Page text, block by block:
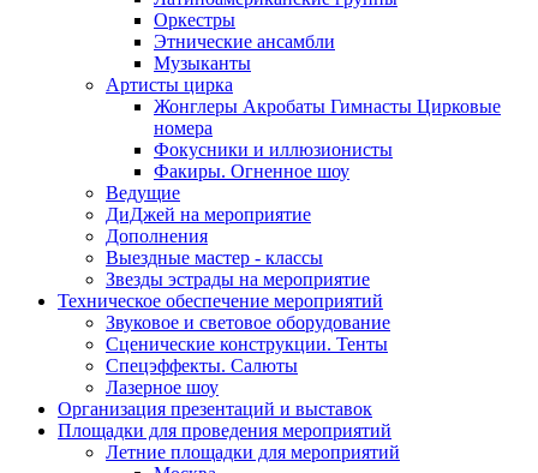
Оркестры
Этнические ансамбли
Музыканты
Артисты цирка
Жонглеры Акробаты Гимнасты Цирковые
номера
Фокусники и иллюзионисты
Факиры. Огненное шоу
Ведущие
ДиДжей на мероприятие
Дополнения
Выездные мастер - классы
Звезды эстрады на мероприятие
Техническое обеспечение мероприятий
Звуковое и световое оборудование
Сценические конструкции. Тенты
Спецэффекты. Салюты
Лазерное шоу
Организация презентаций и выставок
Площадки для проведения мероприятий
Летние площадки для мероприятий